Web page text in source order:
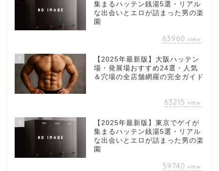
集まるハッテン銭湯5選・リアル
な出会いとエロが詰まった男の楽
園
63960 view
5
【2025年最新版】大阪ハッテン
場・発展場おすすめ24選・人気
＆穴場の全店舗網羅の完全ガイド
63215 view
6
【2025年最新版】東京でゲイが
集まるハッテン銭湯5選・リアル
な出会いとエロが詰まった男の楽
園
59740 view